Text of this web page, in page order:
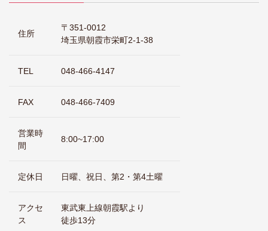
住所
〒351-0012
埼玉県朝霞市栄町2-1-38
TEL 048-466-4147
FAX 048-466-7409
営業時
間
8:00~17:00
定休日 日曜、祝日、第2・第4土曜
アクセ
ス
東武東上線朝霞駅より
徒歩13分